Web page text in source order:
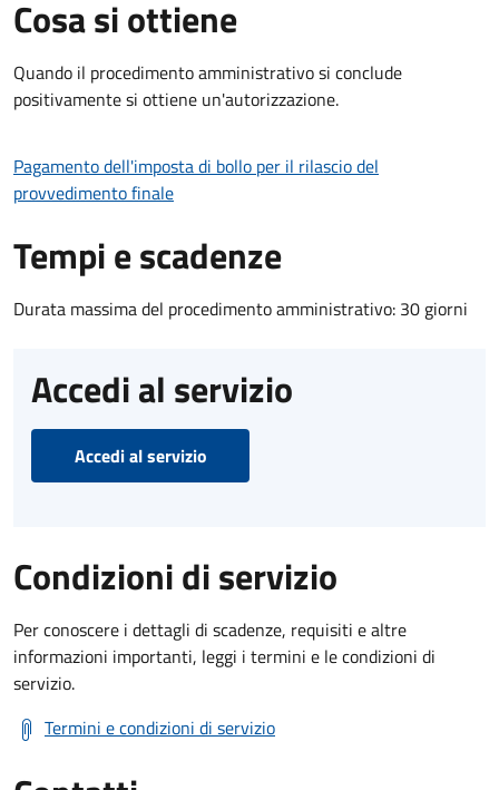
Cosa si ottiene
Quando il procedimento amministrativo si conclude
positivamente si ottiene un'autorizzazione.
Pagamento dell'imposta di bollo per il rilascio del
provvedimento finale
Tempi e scadenze
Durata massima del procedimento amministrativo: 30 giorni
Accedi al servizio
Accedi al servizio
Condizioni di servizio
Per conoscere i dettagli di scadenze, requisiti e altre
informazioni importanti, leggi i termini e le condizioni di
servizio.
Termini e condizioni di servizio